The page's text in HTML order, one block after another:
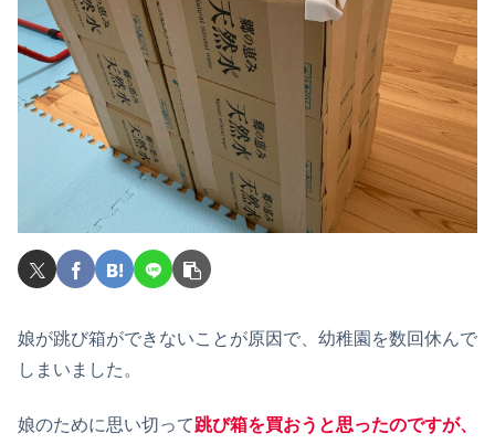
娘が跳び箱ができないことが原因で、幼稚園を数回休んで
しまいました。
娘のために思い切って跳び箱を買おうと思ったのですが、